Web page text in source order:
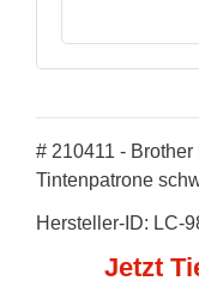
# 210411 - Brother
Tintenpatrone
Hersteller-ID: LC-
Jetzt